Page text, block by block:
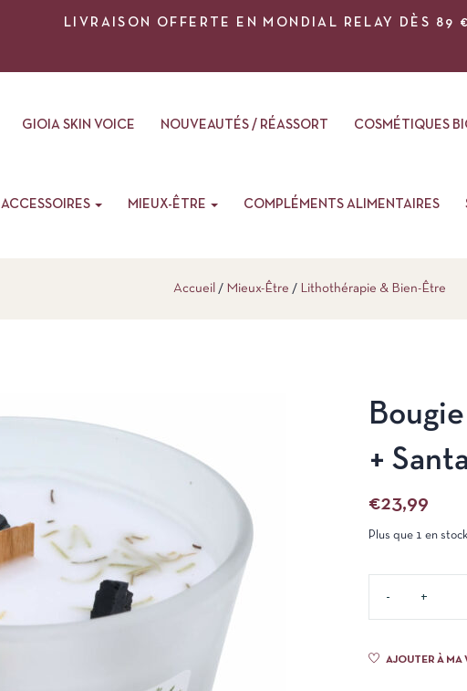
LIVRAISON OFFERTE EN MONDIAL RELAY DÈS 89 €
GIOIA SKIN VOICE NOUVEAUTÉS / RÉASSORT COSMÉTIQUES
ACCESSOIRES MIEUX-ÊTRE COMPLÉMENTS ALIMENTAIRES
Accueil Mieux-Être Lithothérapie & Bien-Être
+
€23,99
Plus que 1 en stock
AJOUTER À MA